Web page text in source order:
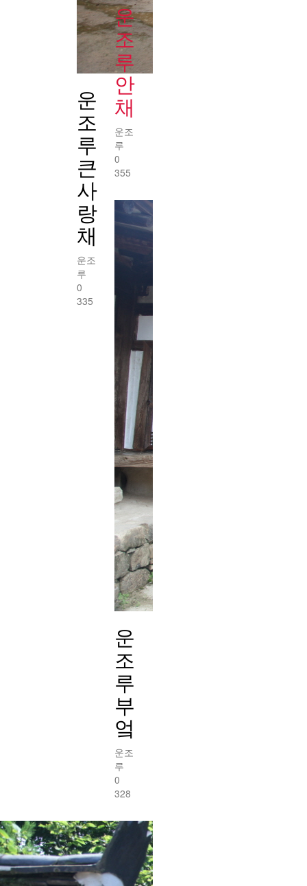
운
조
루
큰
사
랑
채
운조
루
0
335
운
조
루
안
채
운조
루
0
355
운
조
루
부
엌
운조
루
0
328